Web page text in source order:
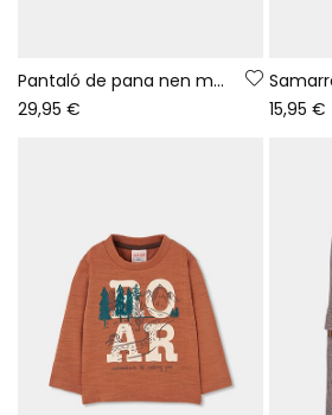
Pantaló de pana nen marró amb cordó
29,95 €
15,95 €